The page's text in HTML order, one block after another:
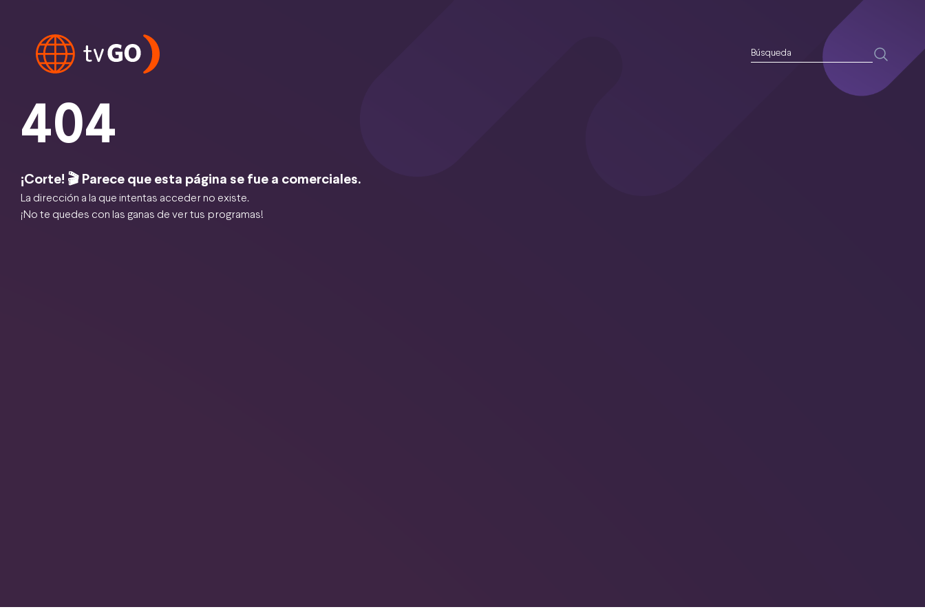
404
¡Corte! 🎬 Parece que esta página se fue a comerciales.
La dirección a la que intentas acceder no existe.
¡No te quedes con las ganas de ver tus programas!